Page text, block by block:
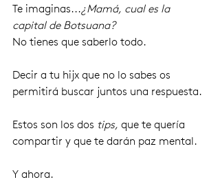
Te imaginas...¿Mamá, cual es la
capital de Botsuana?
No tienes que saberlo todo.
Decir a tu hijx que no lo sabes os
permitirá buscar juntos una respuesta.
Estos son los dos tips, que te quería
compartir y que te darán paz mental.
Y ahora.